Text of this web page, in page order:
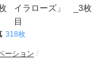
318枚
ーション